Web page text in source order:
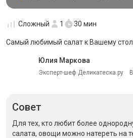
Сложный 1 30 мин
Самый любимый салат к Вашему
Юлия Маркова
Эксперт-шеф Деликатеска.ру
Совет
Для тех, кто любит более
салата, овощи можно натереть на